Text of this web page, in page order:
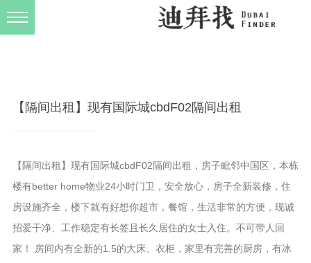
【隔间出租】现有国际城cbdF02隔间出租
【隔间出租】现有国际城cbdF02隔间出租，房子毗邻中国区，本栋
楼有better home物业24小时门卫，安全放心，房子全新装修，住
房设施齐全，楼下就有好想你超市，餐馆，生活非常的方便，现诚
招爱干净、工作稳定有长签且长久居住的女士入住。不可带人回
家！ 房间内有全新的1.5的大床、衣柜，家里有完善的厨房，有冰